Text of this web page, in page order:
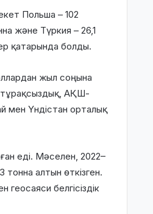
Польша – 102
және Түркия – 26,1
қатарында болды.
жыл соңына
тұрақсыздық, АҚШ-
мен Үндістан орталық
еді. Мәселен, 2022–
алтын өткізген.
белгісіздік